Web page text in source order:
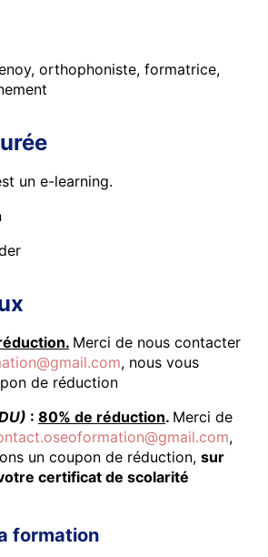
orthophoniste, formatrice,
un e-learning.
Merci de nous contacter
, nous vous
de réduction
: 80% de réduction. Merci de
,
un coupon de réduction, sur
certificat de scolarité
formation